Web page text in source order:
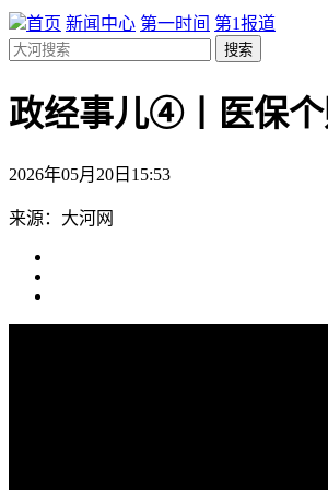
首页 新闻中心 第一时间 第1报道
搜索
政经事儿④丨医保个
2026年05月20日15:53
来源：大河网